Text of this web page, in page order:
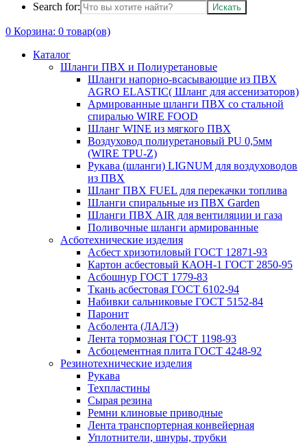
Search for:
0 Корзина: 0 товар(ов)
Каталог
Шланги ПВХ и Полиуретановые
Шланги напорно-всасывающие из ПВХ
AGRO ELASTIC( Шланг для ассенизаторов)
Армированные шланги ПВХ со стальной
спиралью WIRE FOOD
Шланг WINE из мягкого ПВХ
Воздуховод полиуретановый PU 0,5мм
(WIRE TPU-Z)
Рукава (шланги) LIGNUM для воздуховодов
из ПВХ
Шланг ПВХ FUEL для перекачки топлива
Шланги спиральные из ПВХ Garden
Шланги ПВХ AIR для вентиляции и газа
Поливочные шланги армированные
Асботехнические изделия
Асбест хризотиловый ГОСТ 12871-93
Картон aсбестовый КАОН-1 ГОСТ 2850-95
Асбошнур ГОСТ 1779-83
Ткань асбестовая ГОСТ 6102-94
Набивки сальниковые ГОСТ 5152-84
Паронит
Асболента (ЛАЛЭ)
Лента тормозная ГОСТ 1198-93
Асбоцементная плита ГОСТ 4248-92
Резинотехнические изделия
Рукава
Техпластины
Сырая резина
Ремни клиновые приводные
Лента транспортерная конвейерная
Уплотнители, шнуры, трубки